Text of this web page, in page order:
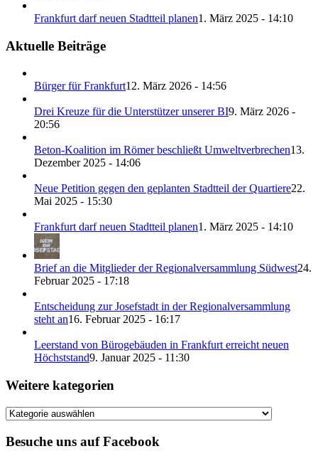
Frankfurt darf neuen Stadtteil planen1. März 2025 - 14:10
Aktuelle Beiträge
Bürger für Frankfurt12. März 2026 - 14:56
Drei Kreuze für die Unterstützer unserer BI9. März 2026 -
20:56
Beton-Koalition im Römer beschließt Umweltverbrechen13.
Dezember 2025 - 14:06
Neue Petition gegen den geplanten Stadtteil der Quartiere22.
Mai 2025 - 15:30
Frankfurt darf neuen Stadtteil planen1. März 2025 - 14:10
Brief an die Mitglieder der Regionalversammlung Südwest24.
Februar 2025 - 17:18
Entscheidung zur Josefstadt in der Regionalversammlung
steht an16. Februar 2025 - 16:17
Leerstand von Bürogebäuden in Frankfurt erreicht neuen
Höchststand9. Januar 2025 - 11:30
Weitere kategorien
Weitere
Besuche uns auf Facebook